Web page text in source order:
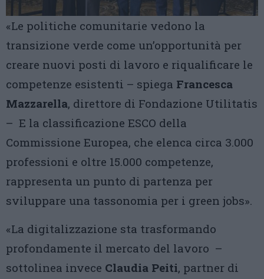
«Le politiche comunitarie vedono la
transizione verde come un’opportunità per
creare nuovi posti di lavoro e riqualificare le
competenze esistenti – spiega Francesca
Mazzarella, direttore di Fondazione Utilitatis
– E la classificazione ESCO della
Commissione Europea, che elenca circa 3.000
professioni e oltre 15.000 competenze,
rappresenta un punto di partenza per
sviluppare una tassonomia per i green jobs».
«La digitalizzazione sta trasformando
profondamente il mercato del lavoro –
sottolinea invece Claudia Peiti, partner di